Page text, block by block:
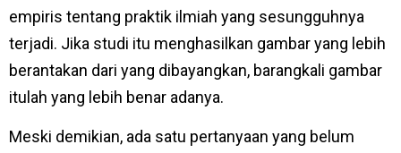
empiris tentang praktik ilmiah yang sesungguhnya
terjadi. Jika studi itu menghasilkan gambar yang lebih
berantakan dari yang dibayangkan, barangkali gambar
itulah yang lebih benar adanya.
Meski demikian, ada satu pertanyaan yang belum